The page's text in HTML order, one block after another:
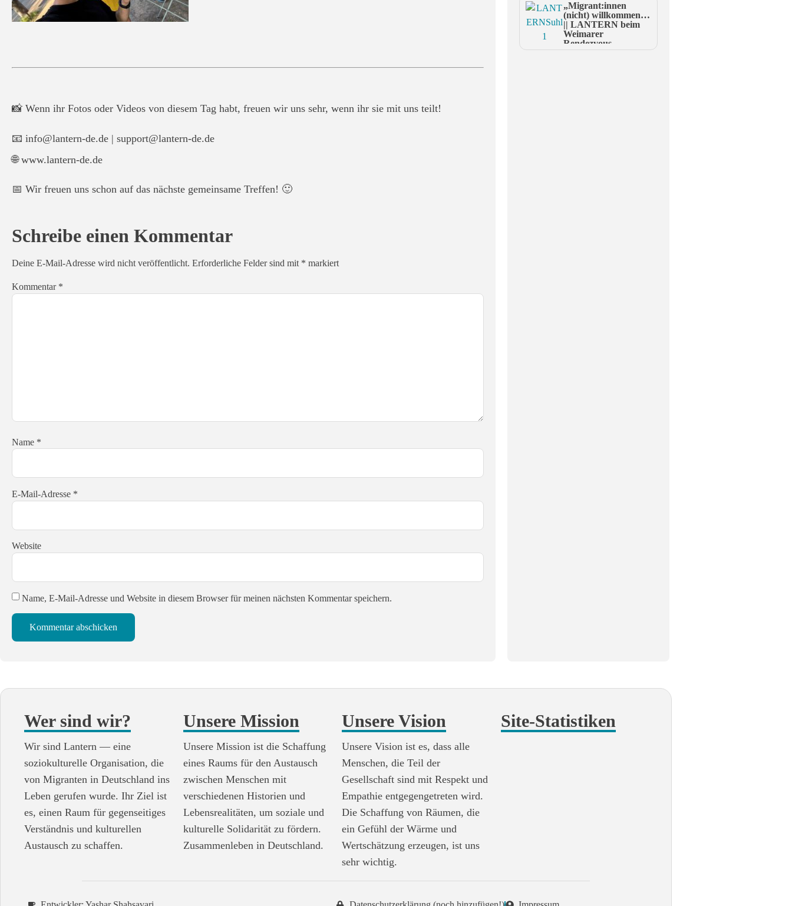
📸 Wenn ihr Fotos oder Videos von diesem Tag habt, freuen wir uns sehr, wenn ihr sie mit uns teilt!
📧 info@lantern-de.de | support@lantern-de.de
🌐 www.lantern-de.de
📅 Wir freuen uns schon auf das nächste gemeinsame Treffen! 🙂
Schreibe einen Kommentar
Deine E-Mail-Adresse wird nicht veröffentlicht. Erforderliche Felder sind mit * markiert
Kommentar *
Name *
E-Mail-Adresse *
Website
Name, E-Mail-Adresse und Website in diesem Browser für meinen nächsten Kommentar speichern.
„Migrant:innen
(nicht) willkommen?“
|| LANTERN beim
Weimarer
Rendezvous
Wer sind wir?
Wir sind Lantern — eine
soziokulturelle Organisation, die
von Migranten in Deutschland ins
Leben gerufen wurde. Ihr Ziel ist
es, einen Raum für gegenseitiges
Verständnis und kulturellen
Austausch zu schaffen.
Unsere Mission
Unsere Mission ist die Schaffung
eines Raums für den Austausch
zwischen Menschen mit
verschiedenen Historien und
Lebensrealitäten, um soziale und
kulturelle Solidarität zu fördern.
Zusammenleben in Deutschland.
Unsere Vision
Unsere Vision ist es, dass alle
Menschen, die Teil der
Gesellschaft sind mit Respekt und
Empathie entgegengetreten wird.
Die Schaffung von Räumen, die
ein Gefühl der Wärme und
Wertschätzung erzeugen, ist uns
sehr wichtig.
Site-Statistiken